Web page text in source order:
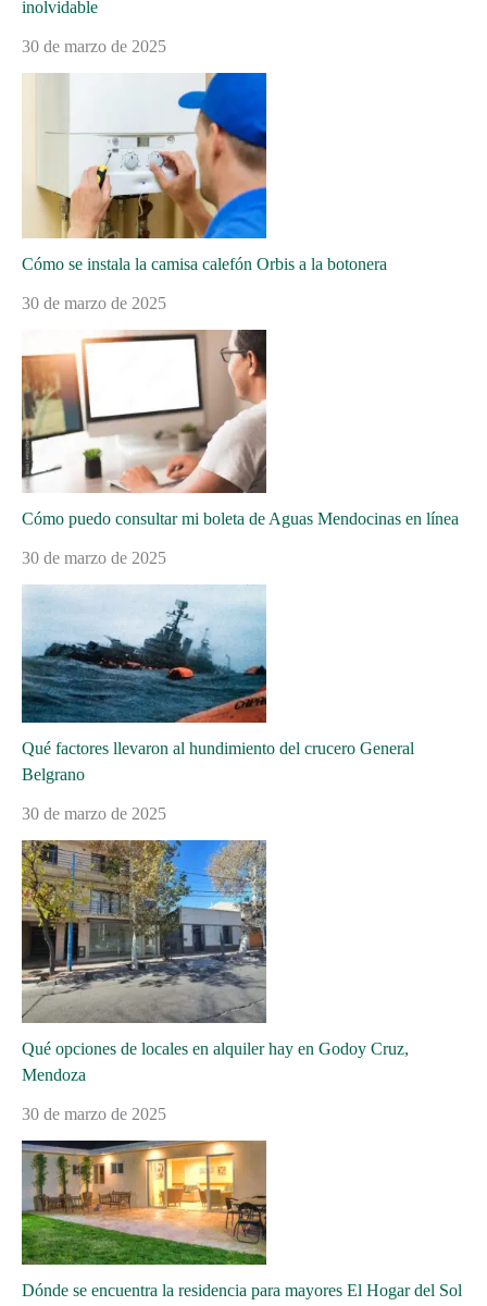
inolvidable
30 de marzo de 2025
Cómo se instala la camisa calefón Orbis a la botonera
30 de marzo de 2025
Cómo puedo consultar mi boleta de Aguas Mendocinas en línea
30 de marzo de 2025
Qué factores llevaron al hundimiento del crucero General
Belgrano
30 de marzo de 2025
Qué opciones de locales en alquiler hay en Godoy Cruz,
Mendoza
30 de marzo de 2025
Dónde se encuentra la residencia para mayores El Hogar del Sol